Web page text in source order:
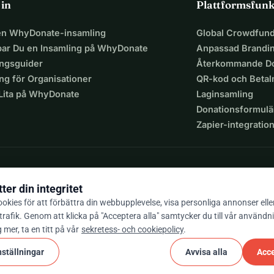
återbetalas till ditt konto. Om du har sponsrat
anonymt kommer
hjälper!
in
WhyDonate-insamling
Du en Insamling på WhyDonate
för Organisationer
på WhyDonate
Global
Anpassad
Återkommande
QR-kod och
Laginsamling
Zapier-integration
/ 5 baserat på 500+ omdömen
och bestämmelser
din integritet
för att förbättra din webbupplevelse, visa personliga annonser
Genom att klicka på "Acceptera alla" samtycker du till vår
mer, ta en titt på vår sekretess- och cookiepolicy.
Avvisa alla